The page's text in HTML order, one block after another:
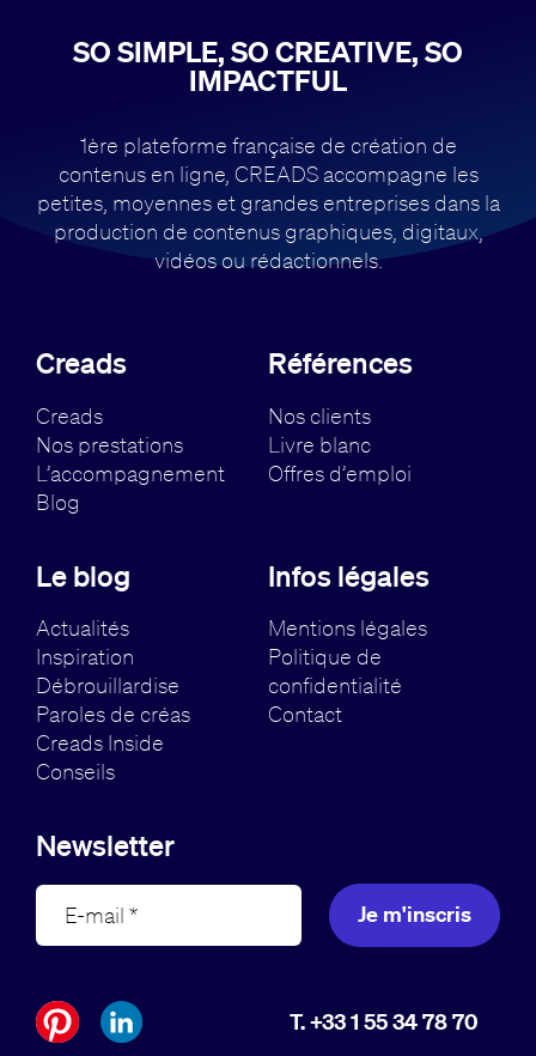
SO SIMPLE, SO CREATIVE, SO
IMPACTFUL
1ère plateforme française de création de
contenus en ligne, CREADS accompagne les
petites, moyennes et grandes entreprises dans la
production de contenus graphiques, digitaux,
vidéos ou rédactionnels.
Creads
Creads
Nos prestations
L’accompagnement
Blog
Références
Nos clients
Livre blanc
Offres d’emploi
Le blog
Actualités
Inspiration
Débrouillardise
Paroles de créas
Creads Inside
Conseils
Infos légales
Mentions légales
Politique de
confidentialité
Contact
Newsletter
Je m'inscris
T. +33 1 55 34 78 70